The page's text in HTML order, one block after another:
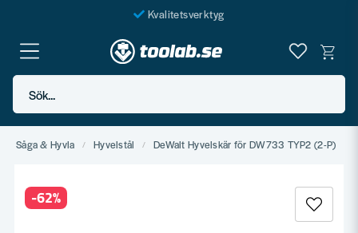
Kvalitetsverktyg
Fraktfritt över 999 SEK*
En järnhandel för alla
Sök...
Såga & Hyvla Hyvelstål DeWalt Hyvelskär för DW733 TYP2 (2-P)
-62%